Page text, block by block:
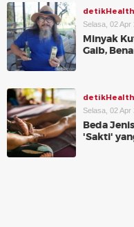
detikHealth
Selasa, 02 Apr
Minyak
Gaib,
detikHealth
Selasa, 02 Apr
Beda
'Sakti'